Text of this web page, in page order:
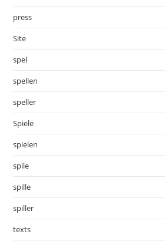
press
Site
spel
spellen
speller
Spiele
spielen
spile
spille
spiller
texts